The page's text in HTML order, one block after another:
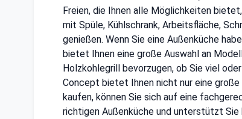
Freien, die Ihnen alle Möglichkeiten
mit Spüle, Kühlschrank, Arbeitsfläche,
genießen. Wenn Sie eine Außenküche
bietet Ihnen eine große Auswahl an
Holzkohlegrill bevorzugen, ob Sie viel
Concept bietet Ihnen nicht nur eine große
kaufen, können Sie sich auf eine
richtigen Außenküche und unterstützt